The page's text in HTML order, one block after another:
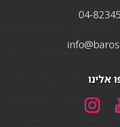
אלינו